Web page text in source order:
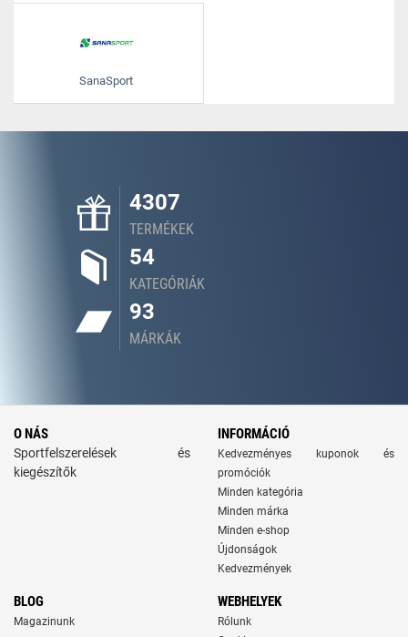
SanaSport
4307
TERMÉKEK
54
KATEGÓRIÁK
93
MÁRKÁK
O NÁS
Sportfelszerelések és
kiegészítők
INFORMÁCIÓ
Kedvezményes kuponok és
promóciók
Minden kategória
Minden márka
Minden e-shop
Újdonságok
Kedvezmények
BLOG
Magazinunk
WEBHELYEK
Rólunk